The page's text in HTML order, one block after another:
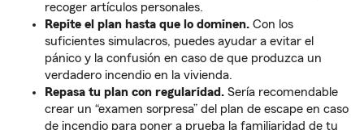
recoger artículos personales.
Repite el plan hasta que lo dominen. Con los
suficientes simulacros, puedes ayudar a evitar el
pánico y la confusión en caso de que produzca un
verdadero incendio en la vivienda.
Repasa tu plan con regularidad. Sería recomendable
crear un “examen sorpresa” del plan de escape en caso
de incendio para poner a prueba la familiaridad de tu